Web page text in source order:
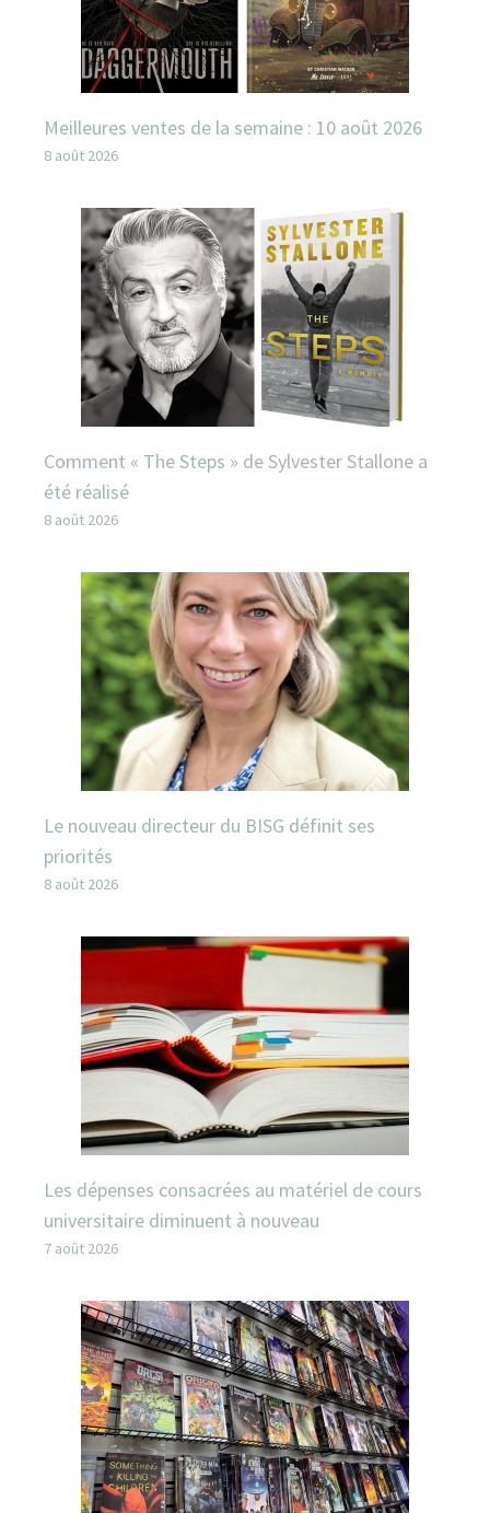
Meilleures ventes de la semaine : 10 août 2026
8 août 2026
Comment « The Steps » de Sylvester Stallone a
été réalisé
8 août 2026
Le nouveau directeur du BISG définit ses
priorités
8 août 2026
Les dépenses consacrées au matériel de cours
universitaire diminuent à nouveau
7 août 2026